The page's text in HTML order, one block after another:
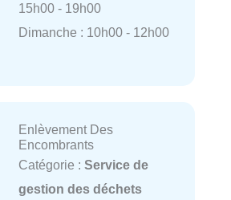
15h00 - 19h00
Dimanche : 10h00 - 12h00
Enlèvement Des
Encombrants
Catégorie : Service de
gestion des déchets